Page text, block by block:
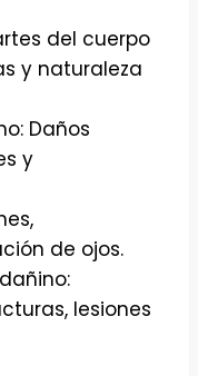
del cuerpo
y naturaleza
Daños
y
de ojos.
lesiones